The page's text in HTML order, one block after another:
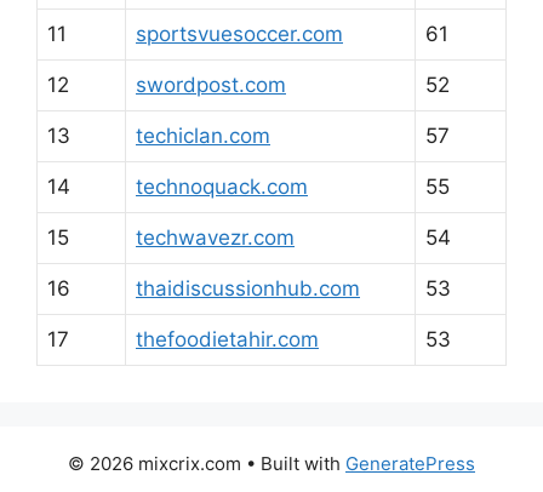
11 sportsvuesoccer.com 61
12 swordpost.com 52
13 techiclan.com 57
14 technoquack.com 55
15 techwavezr.com 54
16 thaidiscussionhub.com 53
17 thefoodietahir.com 53
© 2026 mixcrix.com • Built with GeneratePress